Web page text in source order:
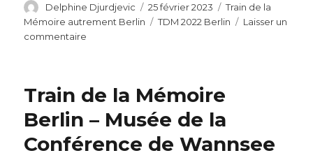
Auteur
Delphine Djurdjevic
Publié
le
25 février 2023 Catégories
Train de la
Mémoire autrement Berlin
Étiquettes
TDM 2022 Berlin
Laisser un
commentaire
Mémoire
Berlin
–
Gleiz
Train de la Mémoire
Berlin – Musée de la
Conférence de Wannsee